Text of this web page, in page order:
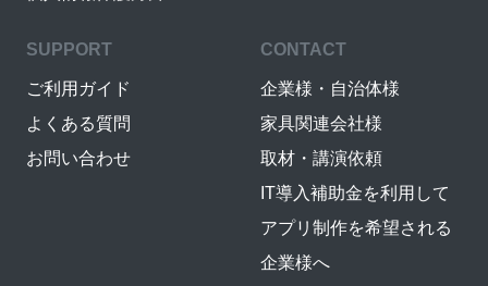
SUPPORT
ご利用ガイド
よくある質問
お問い合わせ
CONTACT
企業様・自治体様
家具関連会社様
取材・講演依頼
IT導入補助金を利用して
アプリ制作を希望される
企業様へ